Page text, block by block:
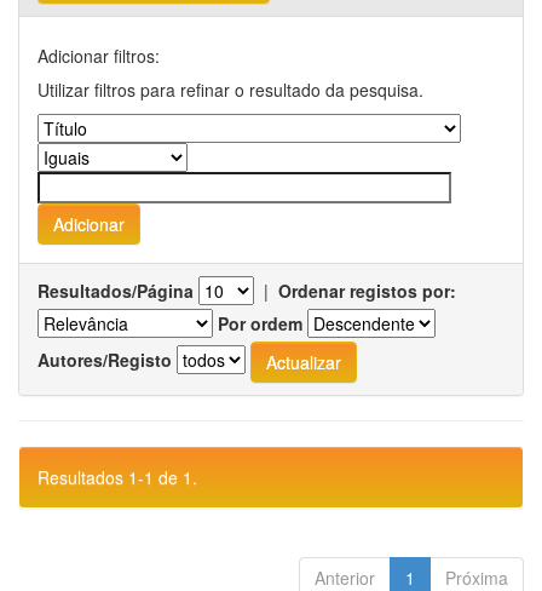
Adicionar filtros:
Utilizar filtros para refinar o resultado da pesquisa.
Resultados/Página | Ordenar registos por:
Por ordem
Autores/Registo
Resultados 1-1 de 1.
Anterior 1 Próxima